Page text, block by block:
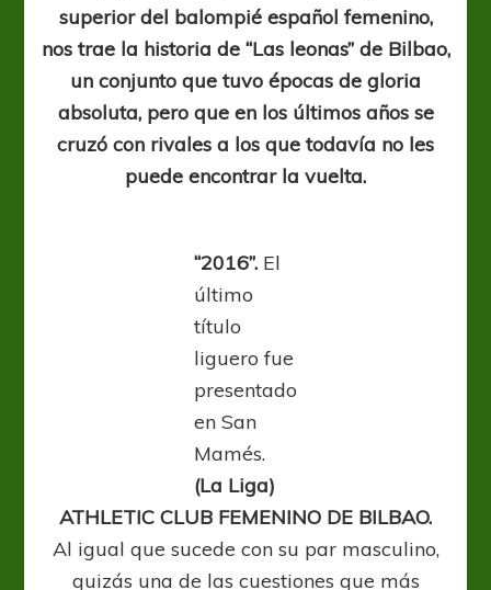
superior del balompié español femenino,
nos trae la historia de “Las leonas” de Bilbao,
un conjunto que tuvo épocas de gloria
absoluta, pero que en los últimos años se
cruzó con rivales a los que todavía no les
puede encontrar la vuelta.
“2016”. El
último
título
liguero fue
presentado
en San
Mamés.
(La Liga)
ATHLETIC CLUB FEMENINO DE BILBAO.
Al igual que sucede con su par masculino,
quizás una de las cuestiones que más